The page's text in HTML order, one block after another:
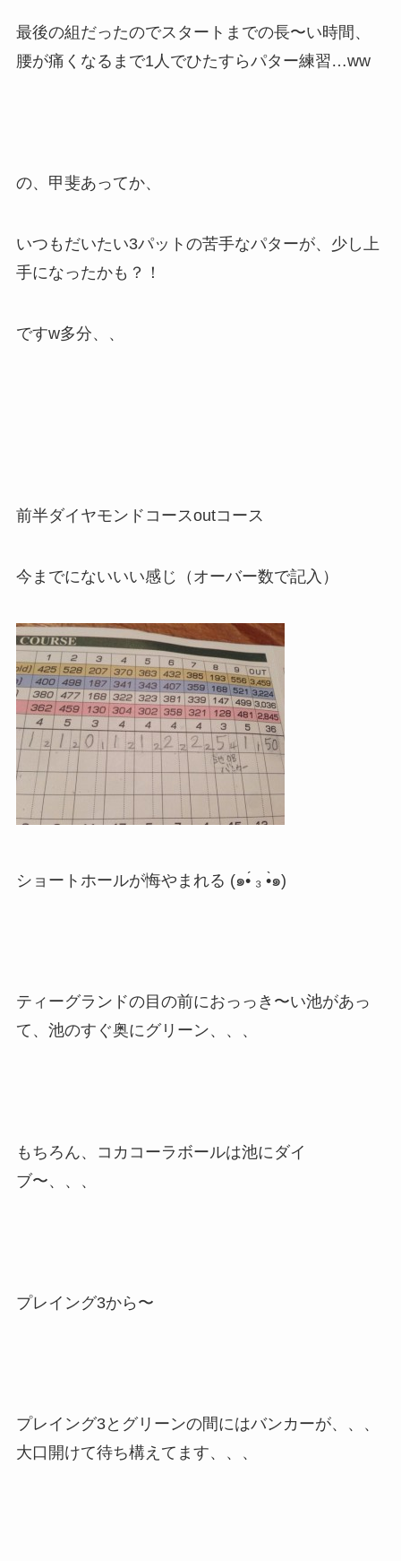
最後の組だったのでスタートまでの長〜い時間、
腰が痛くなるまで1人でひたすらパター練習…ww
の、甲斐あってか、
いつもだいたい3パットの苦手なパターが、少し上
手になったかも？！
ですw多分、、
前半ダイヤモンドコースoutコース
今までにないいい感じ（オーバー数で記入）
ショートホールが悔やまれる (๑•́ ₃ •̀๑)
ティーグランドの目の前におっっき〜い池があっ
て、池のすぐ奥にグリーン、、、
もちろん、コカコーラボールは池にダイ
ブ〜、、、
プレイング3から〜
プレイング3とグリーンの間にはバンカーが、、、
大口開けて待ち構えてます、、、